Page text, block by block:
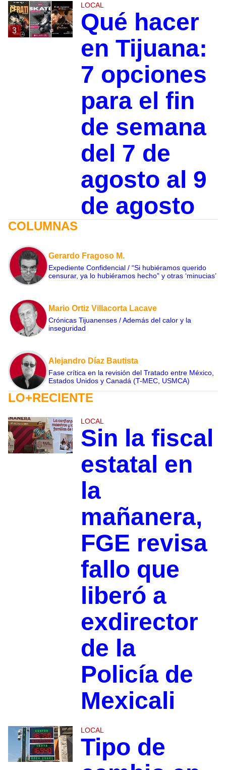
3
LOCAL
Qué hacer
en Tijuana:
7 opciones
para el fin
de semana
del 7 de
agosto al 9
de agosto
COLUMNAS
Gerardo Fragoso M.
Expediente Confidencial / “Si hubiéramos querido
censurar, ya lo hubiéramos hecho” y otras ‘minucias’
Mario Ortiz Villacorta Lacave
Crónicas Tijuanenses / Además del calor y la
inseguridad
Alejandro Díaz Bautista
Fase crítica en la revisión del Tratado entre México,
Estados Unidos y Canadá (T-MEC, USMCA)
LO+RECIENTE
LOCAL
Sin la fiscal
estatal en
la
mañanera,
FGE revisa
fallo que
liberó a
exdirector
de la
Policía de
Mexicali
LOCAL
Tipo de